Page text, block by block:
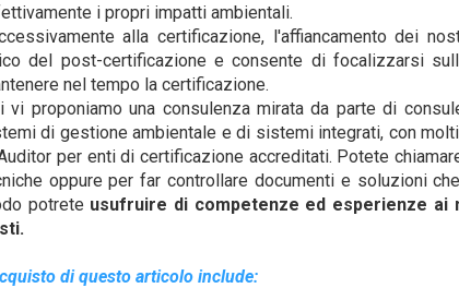
i propri impatti ambientali.
alla certificazione, l'affiancamento dei
del post-certificazione e consente di focalizzarsi
nel tempo la certificazione.
vi proponiamo una consulenza mirata da parte di
di gestione ambientale e di sistemi integrati, con
per enti di certificazione accreditati. Potete
oppure per far controllare documenti e soluzioni
potrete usufruire di competenze ed esperienze ai
di questo articolo include: